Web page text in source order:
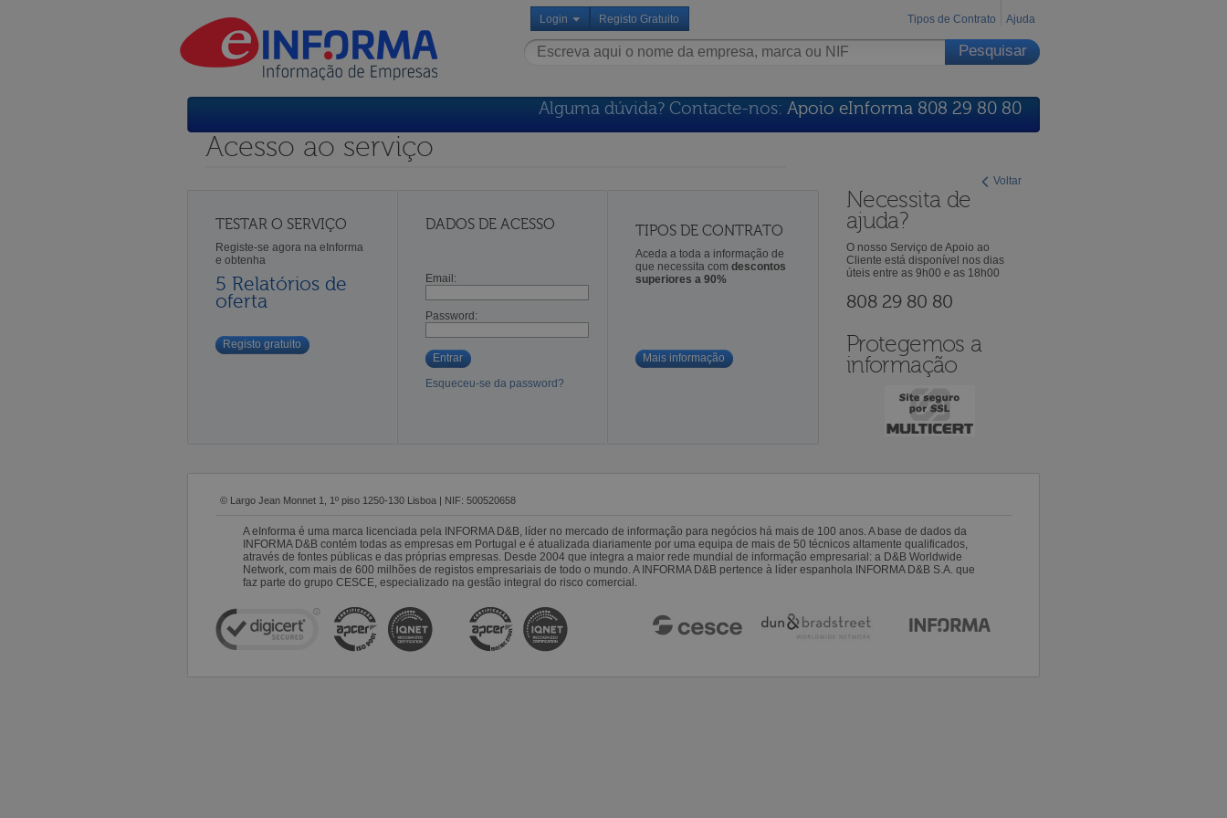
Login Registo Gratuito Tipos de Contrato Ajuda
Alguma dúvida? Contacte-nos: Apoio eInforma 808 29 80 80
Voltar
Acesso ao serviço
TESTAR O SERVIÇO
Registe-se agora na eInforma
e obtenha
5 Relatórios de
oferta
Registo gratuito
DADOS DE ACESSO
Email:
Password:
Entrar
Esqueceu-se da password?
TIPOS DE CONTRATO
Aceda a toda a informação de
que necessita comdescontos
superiores a 90%
Mais informação
Necessita de
ajuda?
O nosso Serviço de Apoio ao
Cliente está disponível nos dias
úteis entre as 9h00 e as 18h00
808 29 80 80
Protegemos a
informação
© Largo Jean Monnet 1, 1º piso 1250-130 Lisboa | NIF: 500520658
A eInforma é uma marca licenciada pela INFORMA D&B, líder no mercado de informação para negócios há mais de 100 anos. A base de dados da
INFORMA D&B contém todas as empresas em Portugal e é atualizada diariamente por uma equipa de mais de 50 técnicos altamente qualificados,
através de fontes públicas e das próprias empresas. Desde 2004 que integra a maior rede mundial de informação empresarial: a D&B Worldwide
Network, com mais de 600 milhões de registos empresariais de todo o mundo. A INFORMA D&B pertence à líder espanhola INFORMA D&B S.A. que
faz parte do grupo CESCE, especializado na gestão integral do risco comercial.